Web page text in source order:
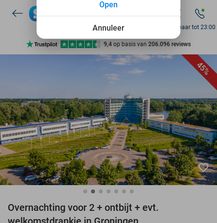
7 dagen per week beschikbaar
10+ miljoen leden
9,4 op basis van 206.096 reviews
Ontdek 15.000+ deals
7 dagen per week beschikbaar
10+ miljoen leden
Bereikbaar tot 23:00
45%
favorite_border
Overnachting voor 2 + ontbijt + evt.
Annuleer
Open